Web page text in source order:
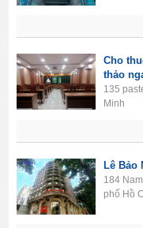
Cho
thảo
135
Minh
Lê Bảo
184
phố Hồ